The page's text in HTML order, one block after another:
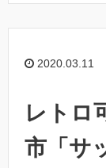
2020.03.11
レトロ
市「サ